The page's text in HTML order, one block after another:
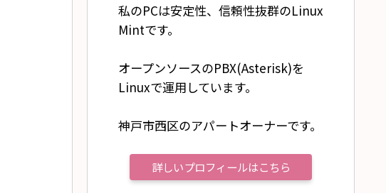
私のPCは安定性、信頼性抜群のLinux
Mintです。
オープンソースのPBX(Asterisk)を
Linuxで運用しています。
神戸市西区のアパートオーナーです。
詳しいプロフィールはこちら